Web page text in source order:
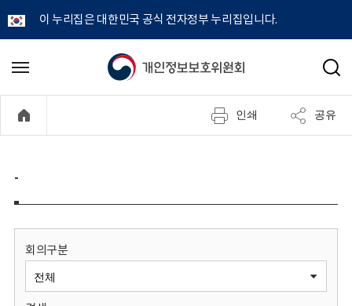
이 누리집은 대한민국 공식 전자정부 누리집입니다.
개
정
보
메
기
검
인쇄 공유
-
회의구분